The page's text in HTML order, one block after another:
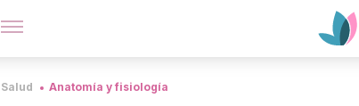
Salud Anatomía y fisiología